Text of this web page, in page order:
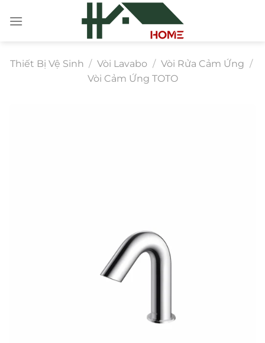
đến
Thiết Bị Vệ Sinh / Vòi Lavabo / Vòi Rửa Cảm Ứng /
Vòi Cảm Ứng TOTO